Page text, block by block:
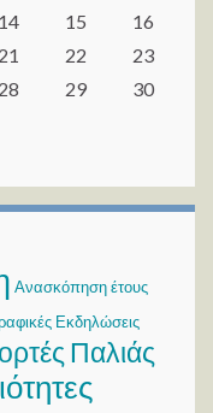
14 15
16
21 22
23
28 29
30
Ανασκόπηση έτους
Εκδηλώσεις
Παλιάς